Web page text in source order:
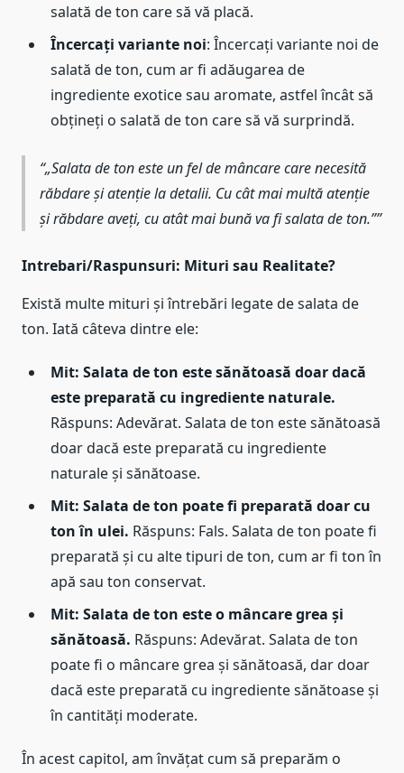
salată de ton care să vă placă.
Încercați variante noi: Încercați variante noi de
salată de ton, cum ar fi adăugarea de
ingrediente exotice sau aromate, astfel încât să
obțineți o salată de ton care să vă surprindă.
„Salata de ton este un fel de mâncare care necesită
răbdare și atenție la detalii. Cu cât mai multă atenție
și răbdare aveți, cu atât mai bună va fi salata de ton.”
Intrebari/Raspunsuri: Mituri sau Realitate?
Există multe mituri și întrebări legate de salata de
ton. Iată câteva dintre ele:
Mit: Salata de ton este sănătoasă doar dacă
este preparată cu ingrediente naturale.
Răspuns: Adevărat. Salata de ton este sănătoasă
doar dacă este preparată cu ingrediente
naturale și sănătoase.
Mit: Salata de ton poate fi preparată doar cu
ton în ulei. Răspuns: Fals. Salata de ton poate fi
preparată și cu alte tipuri de ton, cum ar fi ton în
apă sau ton conservat.
Mit: Salata de ton este o mâncare grea și
sănătoasă. Răspuns: Adevărat. Salata de ton
poate fi o mâncare grea și sănătoasă, dar doar
dacă este preparată cu ingrediente sănătoase și
în cantități moderate.
În acest capitol, am învățat cum să preparăm o